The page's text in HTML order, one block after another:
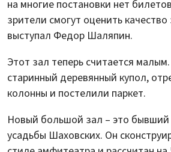
на многие постановки нет
зрители смогут оценить качество
выступал Федор Шаляпин.
Этот зал теперь считается
старинный деревянный купол,
колонны и постелили паркет.
Новый большой зал – это
усадьбы Шаховских. Он